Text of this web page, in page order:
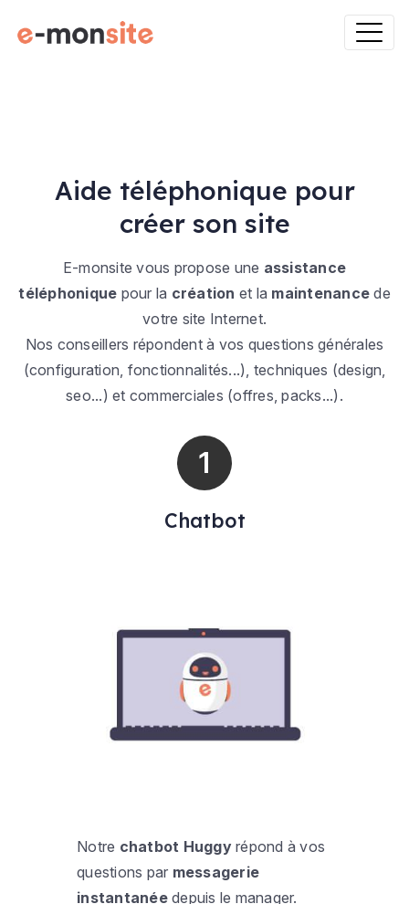
Aide téléphonique pour
créer son site
E-monsite vous propose une assistance
téléphonique pour la création et la maintenance de
votre site Internet.
Nos conseillers répondent à vos questions générales
(configuration, fonctionnalités...), techniques (design,
seo...) et commerciales (offres, packs...).
Chatbot
Notre chatbot Huggyrépond à vos
questions par messagerie
instantanéedepuis le manager.